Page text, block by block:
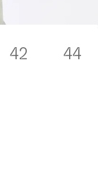
42 44